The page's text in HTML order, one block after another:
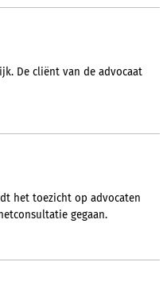
De cliënt van de advocaat
het toezicht op advocaten
gegaan.